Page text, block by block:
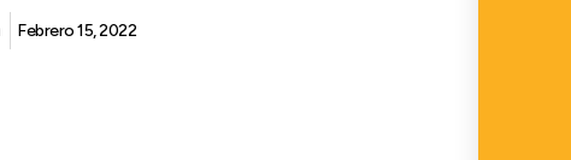
Febrero 15, 2022